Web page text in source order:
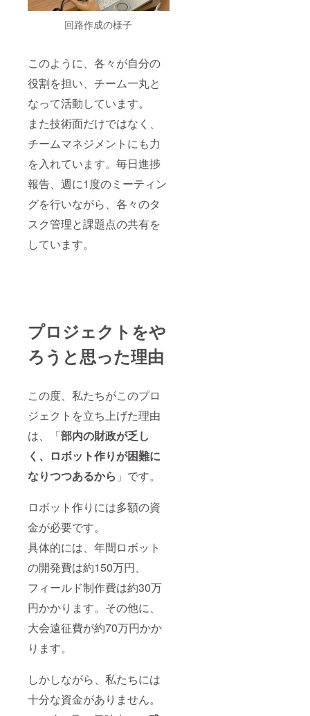
回路作成の様子
このように、各々が自分の
役割を担い、チーム一丸と
なって活動しています。
また技術面だけではなく、
チームマネジメントにも力
を入れています。毎日進捗
報告、週に1度のミーティン
グを行いながら、各々のタ
スク管理と課題点の共有を
しています。
プロジェクトをや
ろうと思った理由
この度、私たちがこのプロ
ジェクトを立ち上げた理由
は、「部内の財政が乏し
く、ロボット作りが困難に
なりつつあるから 」です。
ロボット作りには多額の資
金が必要です。
具体的には、年間ロボット
の開発費は約150万円、
フィールド制作費は約30万
円かかります。その他に、
大会遠征費が約70万円かか
ります。
しかしながら、私たちには
十分な資金がありません。